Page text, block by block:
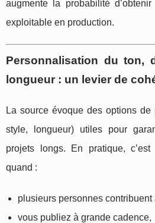
augmente la probabilité
exploitable en production.
Personnalisation du ton,
longueur : un levier de
La source évoque des options de
style, longueur) utiles pour
projets longs. En pratique,
quand :
plusieurs personnes contribuent
vous publiez à grande cadence,